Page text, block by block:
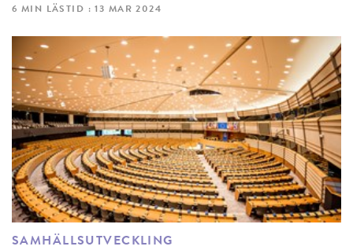
6 MIN LÄSTID : 13 MAR 2024
SAMHÄLLSUTVECKLING